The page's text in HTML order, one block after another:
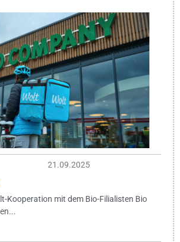
21.09.2025
Kooperation mit dem Bio-Filialisten Bio